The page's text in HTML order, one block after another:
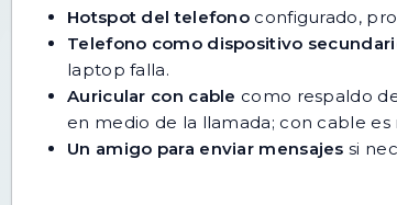
Hotspot del telefono configurado,
Telefono como dispositivo
laptop falla.
Auricular con cable como respaldo
en medio de la llamada; con cable es
Un amigo para enviar mensajes si